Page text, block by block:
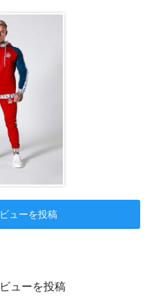
ューを投稿
ューを投稿